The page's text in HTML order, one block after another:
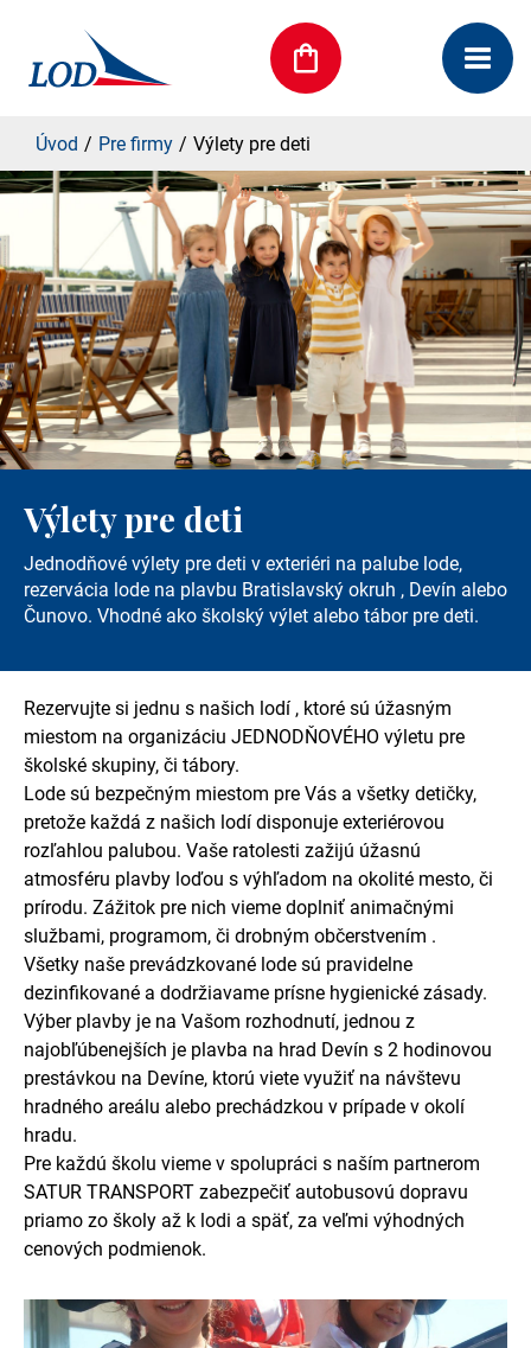
Úvod Pre firmy Výlety pre deti
Výlety pre deti
Jednodňové výlety pre deti v exteriéri na palube lode,
rezervácia lode na plavbu Bratislavský okruh , Devín alebo
Čunovo. Vhodné ako školský výlet alebo tábor pre deti.
Rezervujte si jednu s našich lodí , ktoré sú úžasným
miestom na organizáciu JEDNODŇOVÉHO výletu pre
školské skupiny, či tábory.
Lode sú bezpečným miestom pre Vás a všetky detičky,
pretože každá z našich lodí disponuje exteriérovou
rozľahlou palubou. Vaše ratolesti zažijú úžasnú
atmosféru plavby loďou s výhľadom na okolité mesto, či
prírodu. Zážitok pre nich vieme doplniť animačnými
službami, programom, či drobným občerstvením .
Všetky naše prevádzkované lode sú pravidelne
dezinfikované a dodržiavame prísne hygienické zásady.
Výber plavby je na Vašom rozhodnutí, jednou z
najobľúbenejších je plavba na hrad Devín s 2 hodinovou
prestávkou na Devíne, ktorú viete využiť na návštevu
hradného areálu alebo prechádzkou v prípade v okolí
hradu.
Pre každú školu vieme v spolupráci s naším partnerom
SATUR TRANSPORT zabezpečiť autobusovú dopravu
priamo zo školy až k lodi a späť, za veľmi výhodných
cenových podmienok.